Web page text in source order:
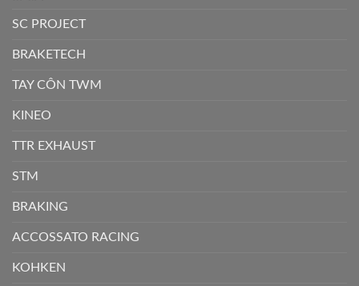
SC PROJECT
BRAKETECH
TAY CÔN TWM
KINEO
TTR EXHAUST
STM
BRAKING
ACCOSSATO RACING
KOHKEN